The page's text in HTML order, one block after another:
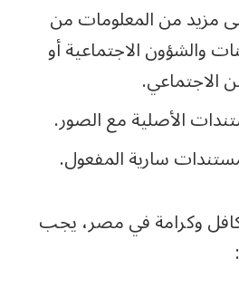
مزيد من المعلومات من
والشؤون الاجتماعية أو
الاجتماعي.
الأصلية مع الصور.
سارية المفعول.
وكرامة في مصر، يجب